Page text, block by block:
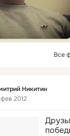
Все
Никитин
фев 2012